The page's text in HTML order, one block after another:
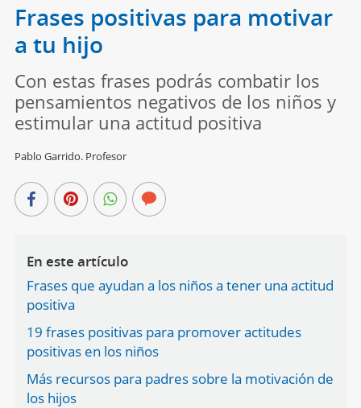
Frases positivas para motivar
a tu hijo
Con estas frases podrás combatir los
pensamientos negativos de los niños y
estimular una actitud positiva
Pablo Garrido. Profesor
En este artículo
Frases que ayudan a los niños a tener una actitud
positiva
19 frases positivas para promover actitudes
positivas en los niños
Más recursos para padres sobre la motivación de
los hijos